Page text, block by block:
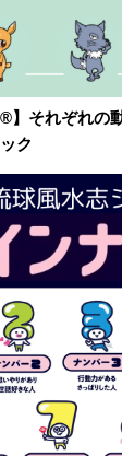
®】それぞれの
ク